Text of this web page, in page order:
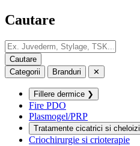
Cautare
Categorii Branduri ✕
Fillere dermice ❯
Fire PDO
Plasmogel/PRP
Tratamente cicatrici si cheloizi
Criochirurgie si crioterapie